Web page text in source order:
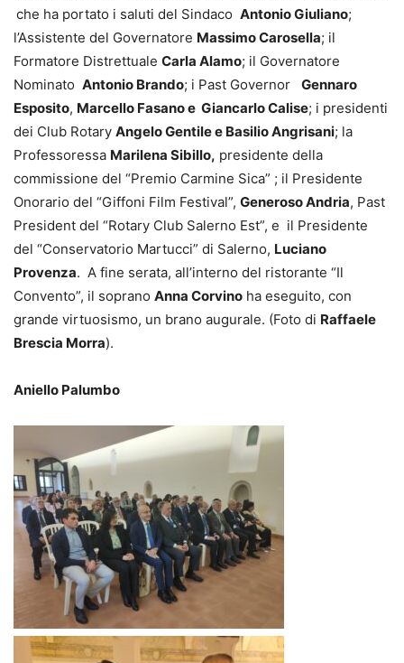
che ha portato i saluti del Sindaco Antonio Giuliano;
l’Assistente del Governatore Massimo Carosella; il
Formatore Distrettuale Carla Alamo; il Governatore
Nominato Antonio Brando; i Past Governor Gennaro
Esposito, Marcello Fasano e Giancarlo Calise; i presidenti
dei Club Rotary Angelo Gentile e Basilio Angrisani; la
Professoressa Marilena Sibillo, presidente della
commissione del “Premio Carmine Sica” ; il Presidente
Onorario del “Giffoni Film Festival”, Generoso Andria, Past
President del “Rotary Club Salerno Est”, e il Presidente
del “Conservatorio Martucci” di Salerno, Luciano
Provenza. A fine serata, all’interno del ristorante “Il
Convento”, il soprano Anna Corvino ha eseguito, con
grande virtuosismo, un brano augurale. (Foto di Raffaele
Brescia Morra).
Aniello Palumbo